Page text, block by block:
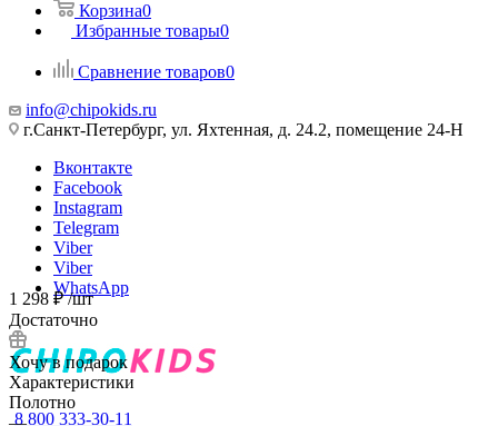
Корзина0
Избранные товары0
Сравнение товаров0
info@chipokids.ru
г.Санкт-Петербург, ул. Яхтенная, д. 24.2, помещение 24-Н
Вконтакте
Facebook
Instagram
Telegram
Viber
Viber
WhatsApp
8 800 333-30-11
1 298 ₽ /шт
Достаточно
Хочу в подарок
Характеристики
Полотно
—